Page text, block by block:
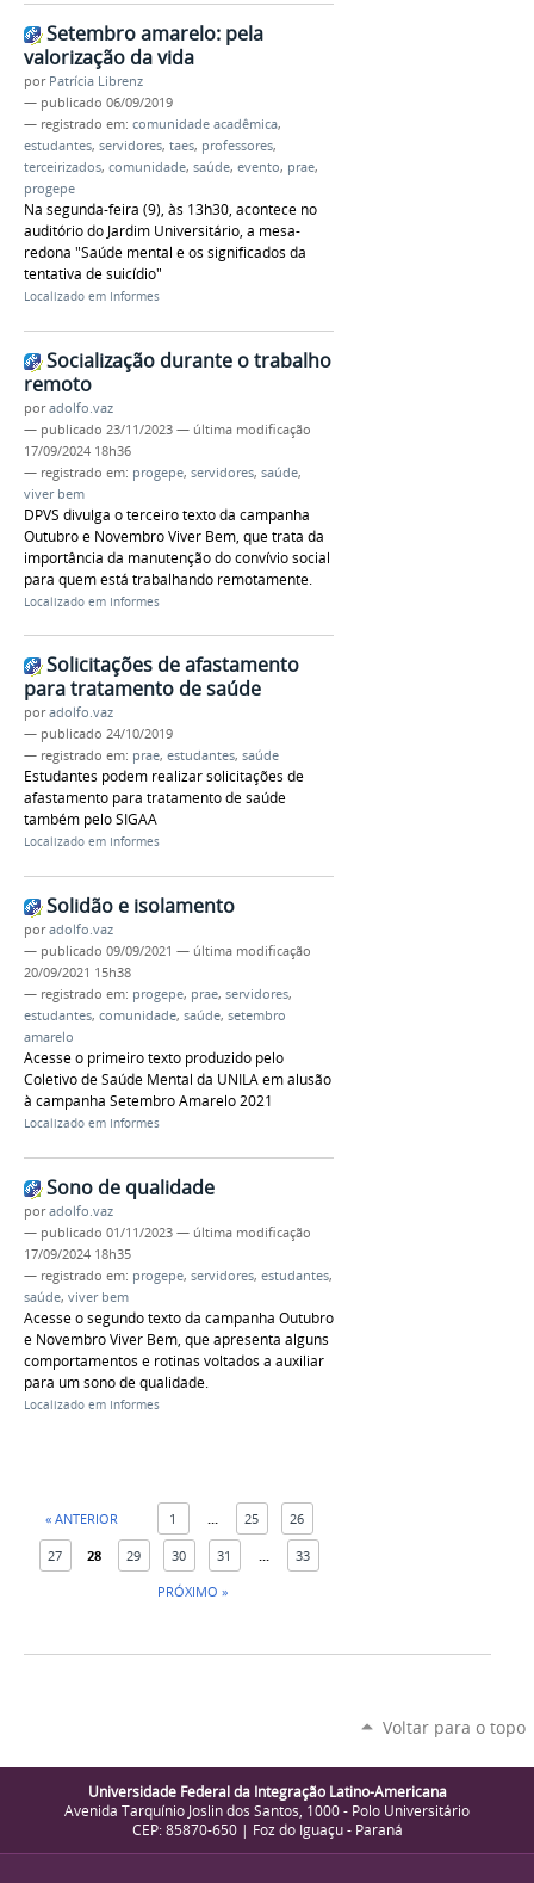
Setembro amarelo: pela
valorização da vida
por Patrícia Librenz
— publicado 06/09/2019
— registrado em: comunidade acadêmica,
estudantes, servidores, taes, professores,
terceirizados, comunidade, saúde, evento, prae,
progepe
Na segunda-feira (9), às 13h30, acontece no
auditório do Jardim Universitário, a mesa-
redona "Saúde mental e os significados da
tentativa de suicídio"
Localizado em Informes
Socialização durante o trabalho
remoto
poradolfo.vaz
— publicado 23/11/2023 — última modificação
17/09/2024 18h36
— registrado em: progepe, servidores, saúde,
viver bem
DPVS divulga o terceiro texto da campanha
Outubro e Novembro Viver Bem, que trata da
importância da manutenção do convívio social
para quem está trabalhando remotamente.
Localizado em Informes
Solicitações de afastamento
para tratamento de saúde
poradolfo.vaz
— publicado 24/10/2019
— registrado em: prae, estudantes, saúde
Estudantes podem realizar solicitações de
afastamento para tratamento de saúde
também pelo SIGAA
Localizado em Informes
Solidão e isolamento
poradolfo.vaz
— publicado 09/09/2021 — última modificação
20/09/2021 15h38
— registrado em: progepe, prae, servidores,
estudantes, comunidade, saúde, setembro
amarelo
Acesse o primeiro texto produzido pelo
Coletivo de Saúde Mental da UNILA em alusão
à campanha Setembro Amarelo 2021
Localizado em Informes
Sono de qualidade
poradolfo.vaz
— publicado 01/11/2023 — última modificação
17/09/2024 18h35
— registrado em: progepe, servidores, estudantes,
saúde, viver bem
Acesse o segundo texto da campanha Outubro
e Novembro Viver Bem, que apresenta alguns
comportamentos e rotinas voltados a auxiliar
para um sono de qualidade.
Localizado em Informes
« ANTERIOR 1 25 26
27 28 29 30 31
33
PRÓXIMO »
Voltar para o topo
Universidade Federal da Integração Latino-Americana
Avenida Tarquínio Joslin dos Santos, 1000 - Polo Universitário
CEP: 85870-650 | Foz do Iguaçu - Paraná